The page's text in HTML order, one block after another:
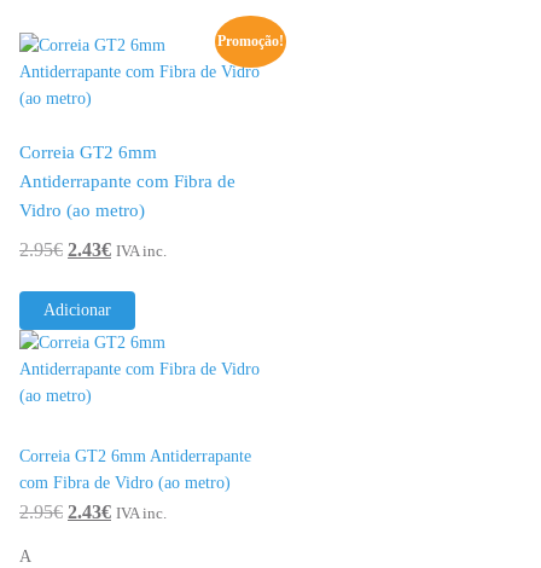
de
Vidro
Promoção!
Correia GT2 6mm
Antiderrapante com Fibra de
Vidro (ao metro)
2.95€ O
original
era:
2.95€.
2.43€O
atual
é:
2.43€.
IVA inc.
Adicionar
Correia GT2 6mm Antiderrapante
com Fibra de Vidro (ao metro)
2.95€ O
2.43€OIVA inc.
A